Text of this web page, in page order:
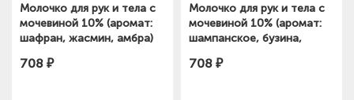
Молочко для рук и тела с
мочевиной 10% (аромат:
шафран, жасмин, амбра)
708 ₽
Молочко для рук и тела с
мочевиной 10% (аромат:
шампанское, бузина,
708 ₽